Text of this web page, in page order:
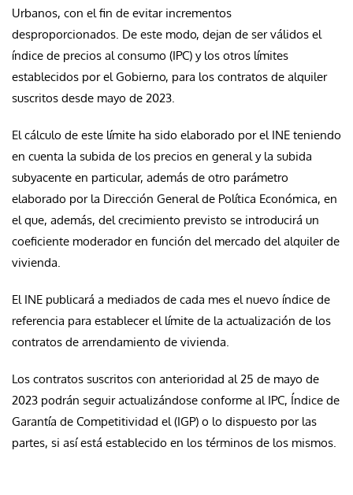
Urbanos, con el fin de evitar incrementos
desproporcionados. De este modo, dejan de ser válidos el
índice de precios al consumo (IPC) y los otros límites
establecidos por el Gobierno, para los contratos de alquiler
suscritos desde mayo de 2023.
El cálculo de este límite ha sido elaborado por el INE teniendo
en cuenta la subida de los precios en general y la subida
subyacente en particular, además de otro parámetro
elaborado por la Dirección General de Política Económica, en
el que, además, del crecimiento previsto se introducirá un
coeficiente moderador en función del mercado del alquiler de
vivienda.
El INE publicará a mediados de cada mes el nuevo índice de
referencia para establecer el límite de la actualización de los
contratos de arrendamiento de vivienda.
Los contratos suscritos con anterioridad al 25 de mayo de
2023 podrán seguir actualizándose conforme al IPC, Índice de
Garantía de Competitividad el (IGP) o lo dispuesto por las
partes, si así está establecido en los términos de los mismos.